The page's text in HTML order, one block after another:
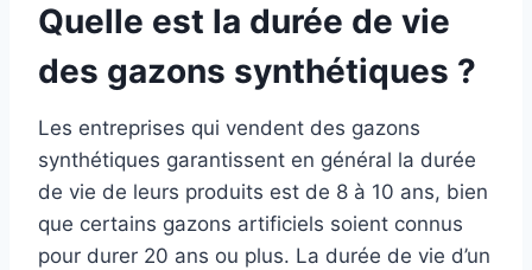
Quelle est la durée de vie
des gazons synthétiques ?
Les entreprises qui vendent des gazons
synthétiques garantissent en général la durée
de vie de leurs produits est de 8 à 10 ans, bien
que certains gazons artificiels soient connus
pour durer 20 ans ou plus. La durée de vie d’un